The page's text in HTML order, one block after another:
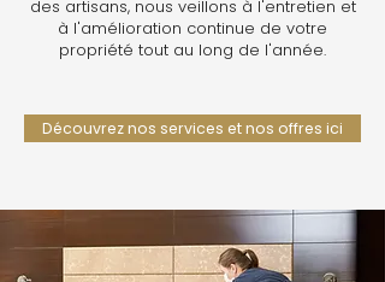
des artisans, nous veillons à l'entretien et
à l'amélioration continue de votre
propriété tout au long de l'année.
Découvrez nos services et nos offres ici